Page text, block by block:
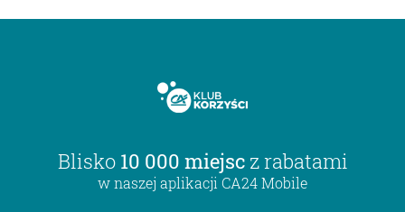
Blisko 10 000 miejsc z rabatami
w naszej aplikacji CA24 Mobile